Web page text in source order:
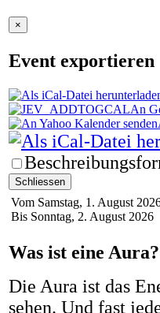
×
Event exportieren
An
Schliessen
Vom Samstag, 1. August
Bis Sonntag, 2. August 2026
Was ist eine Aura?
Die Aura ist das
sehen. Und fast